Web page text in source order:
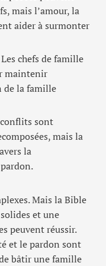
mais l’amour, la
aider à surmonter
Les chefs de famille
maintenir
de la famille
conflits sont
mais la
la
Mais la Bible
et une
peuvent réussir.
et le pardon sont
bâtir une famille